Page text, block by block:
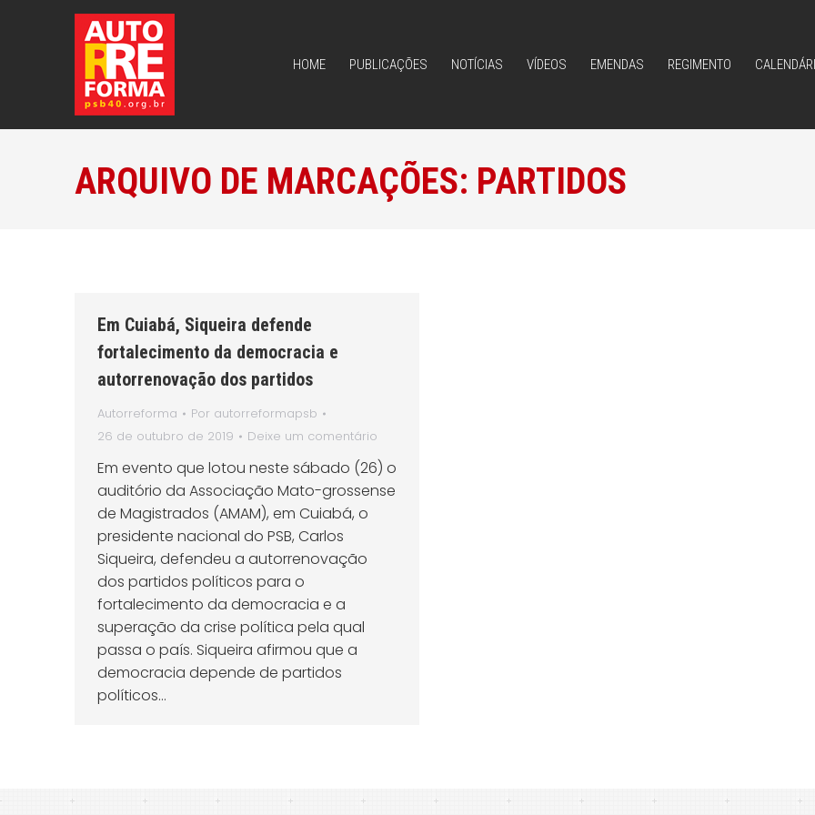
HOME PUBLICAÇÕES NOTÍCIAS VÍDEOS EMENDAS REGIMENTO
ARQUIVO DE MARCAÇÕES: PARTIDOS
Em Cuiabá, Siqueira defende
fortalecimento da democracia e
autorrenovação dos partidos
Autorreforma Por autorreformapsb
26 de outubro de 2019
Deixe um comentário
Em evento que lotou neste sábado (26) o
auditório da Associação Mato-grossense
de Magistrados (AMAM), em Cuiabá, o
presidente nacional do PSB, Carlos
Siqueira, defendeu a autorrenovação
dos partidos políticos para o
fortalecimento da democracia e a
superação da crise política pela qual
passa o país. Siqueira afirmou que a
democracia depende de partidos
políticos…
HOME PUBLICAÇÕES NOTÍCIAS VÍDEOS EMENDAS REGIMENTO